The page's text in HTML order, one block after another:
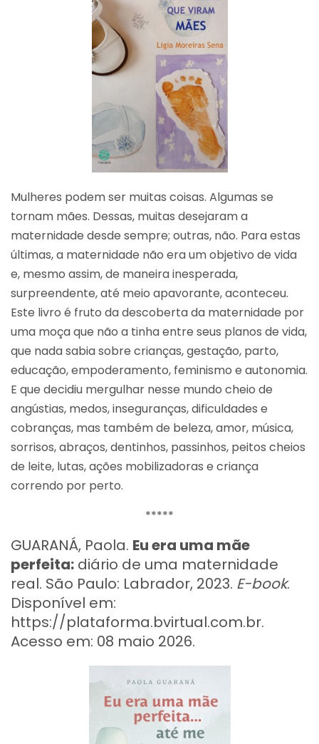
Mulheres podem ser muitas coisas. Algumas se
tornam mães. Dessas, muitas desejaram a
maternidade desde sempre; outras, não. Para estas
últimas, a maternidade não era um objetivo de vida
e, mesmo assim, de maneira inesperada,
surpreendente, até meio apavorante, aconteceu.
Este livro é fruto da descoberta da maternidade por
uma moça que não a tinha entre seus planos de vida,
que nada sabia sobre crianças, gestação, parto,
educação, empoderamento, feminismo e autonomia.
E que decidiu mergulhar nesse mundo cheio de
angústias, medos, inseguranças, dificuldades e
cobranças, mas também de beleza, amor, música,
sorrisos, abraços, dentinhos, passinhos, peitos cheios
de leite, lutas, ações mobilizadoras e criança
correndo por perto.
*****
GUARANÁ, Paola. Eu era uma mãe
perfeita: diário de uma maternidade
real. São Paulo: Labrador, 2023. E-book.
Disponível em:
https://plataforma.bvirtual.com.br.
Acesso em: 08 maio 2026.